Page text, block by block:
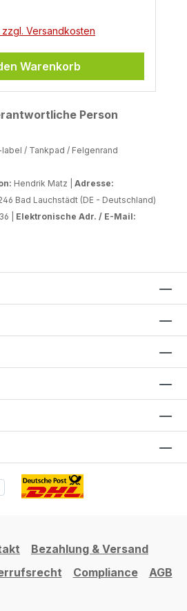
Versandkosten
Warenkorb
Person
label / Tankpad / Felgenrand
Hendrik Matz | Adresse:
Bad Lauchstädt (DE - Deutschland)
| Elektronische Adr. / E-Mail:
Bezahlung & Versand
Compliance AGB